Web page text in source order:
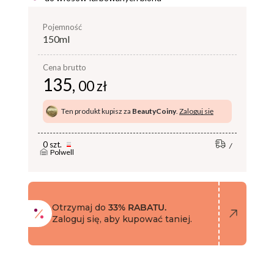
pojemność
150ml
Cena brutto
135, 00 zł
Ten produkt kupisz za BeautyCoiny. Zaloguj się
0 szt.
Polwell
Otrzymaj do 33% RABATU.
Zaloguj się, aby kupować taniej.